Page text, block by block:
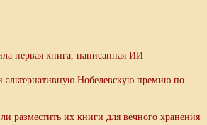
первая книга, написанная ИИ
Нобелевскую премию по
разместить их книги для вечного хранения